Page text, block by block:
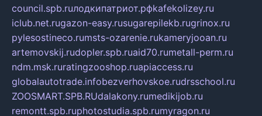
council.spb.ruлодкипатриот.рфkafekolizey.ru
iclub.net.rugazon-easy.rusugarepilekb.rugrinox.ru
pylesostineco.rumsts-ozarenie.rukameryjooan.ru
artemovskij.rudopler.spb.ruaid70.rumetall-perm.ru
ndm.msk.ruratingzooshop.ruapiaccess.ru
globalautotrade.infobezverhovskoe.rudrsschool.ru
ZOOSMART.SPB.RUdalakony.rumedikijob.ru
remontt.spb.ruphotostudia.spb.rumyragon.ru